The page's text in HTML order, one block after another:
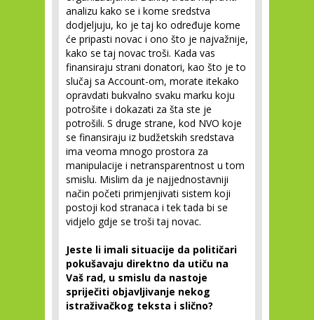
analizu kako se i kome sredstva
dodjeljuju, ko je taj ko određuje kome
će pripasti novac i ono što je najvažnije,
kako se taj novac troši. Kada vas
finansiraju strani donatori, kao što je to
slučaj sa Account-om, morate itekako
opravdati bukvalno svaku marku koju
potrošite i dokazati za šta ste je
potrošili. S druge strane, kod NVO koje
se finansiraju iz budžetskih sredstava
ima veoma mnogo prostora za
manipulacije i netransparentnost u tom
smislu. Mislim da je najjednostavniji
način početi primjenjivati sistem koji
postoji kod stranaca i tek tada bi se
vidjelo gdje se troši taj novac.
Jeste li imali situacije da političari
pokušavaju direktno da utiču na
Vaš rad, u smislu da nastoje
spriječiti objavljivanje nekog
istraživačkog teksta i slično?